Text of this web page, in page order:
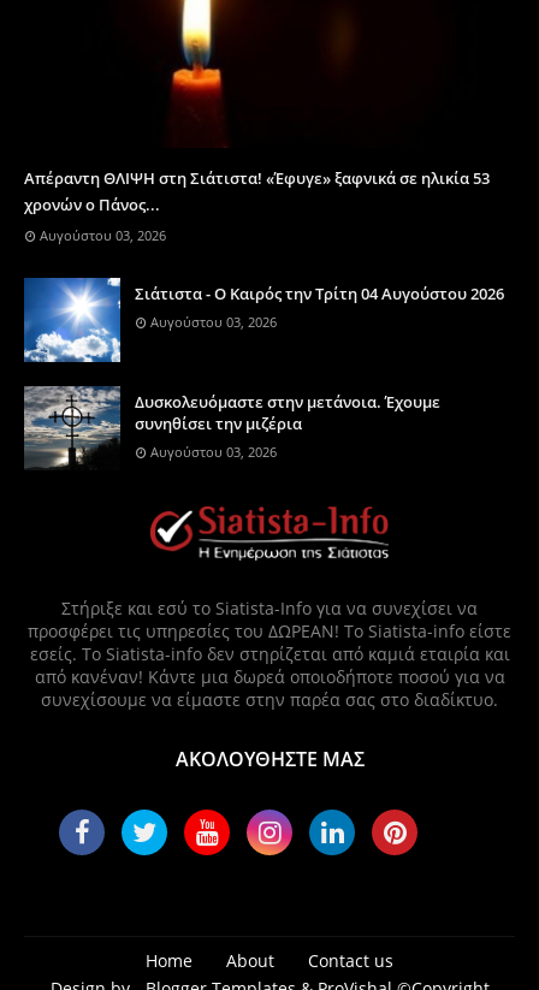
Απέραντη ΘΛΙΨΗ στη Σιάτιστα! «Έφυγε» ξαφνικά σε ηλικία 53
χρονών ο Πάνος...
Αυγούστου 03, 2026
Σιάτιστα - Ο Καιρός την Τρίτη 04 Αυγούστου 2026
Αυγούστου 03, 2026
Δυσκολευόμαστε στην μετάνοια. Έχουμε
συνηθίσει την μιζέρια
Αυγούστου 03, 2026
Στήριξε και εσύ το Siatista-Info για να συνεχίσει να
προσφέρει τις υπηρεσίες του ΔΩΡΕΑΝ! Το Siatista-info είστε
εσείς. Το Siatista-info δεν στηρίζεται από καμιά εταιρία και
από κανέναν! Κάντε μια δωρεά οποιοδήποτε ποσού για να
συνεχίσουμε να είμαστε στην παρέα σας στο διαδίκτυο.
ΑΚΟΛΟΥΘΗΣΤΕ ΜΑΣ
Home About
Contact us